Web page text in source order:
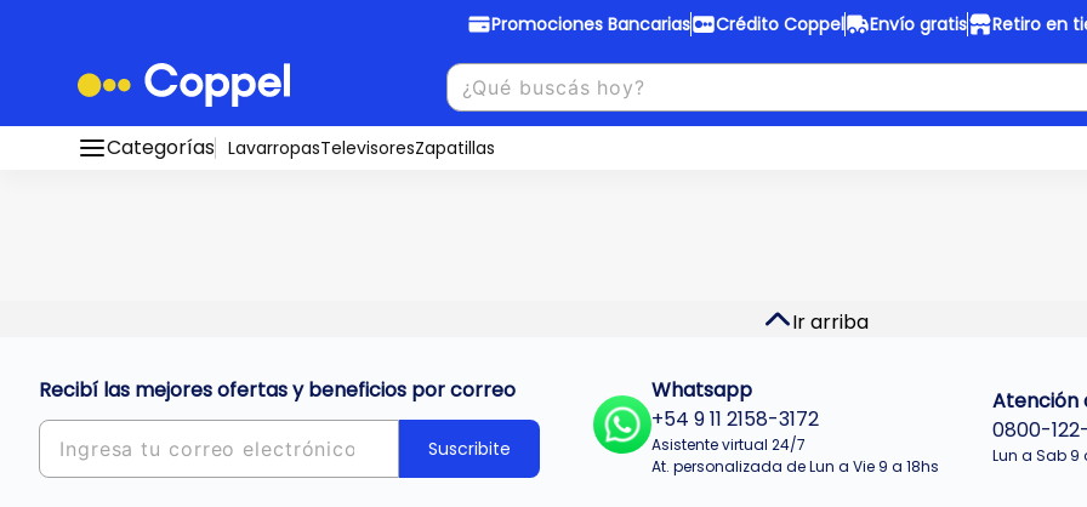
Promociones Bancarias Crédito Coppel Envío gratis Retiro en
Promociones Bancarias
Conocé todos nuestros medios de pago
Crédito Coppel
Hasta
Envío gratis
Categorías LavarropasTelevisoresZapatillas
Ir arriba
Recibí las mejores ofertas y beneficios por correo
Suscribite
Whatsapp
+54 9 11 2158-3172
Asistente virtual 24/7
At. personalizada de Lun a Vie 9 a 18hs
Atención
0800-
Lun a Sab 9